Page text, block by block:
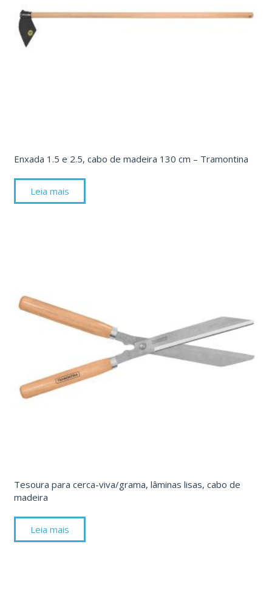
Enxada 1.5 e 2.5, cabo de madeira 130 cm – Tramontina
Leia mais
Tesoura para cerca-viva/grama, lâminas lisas, cabo de
madeira
Leia mais